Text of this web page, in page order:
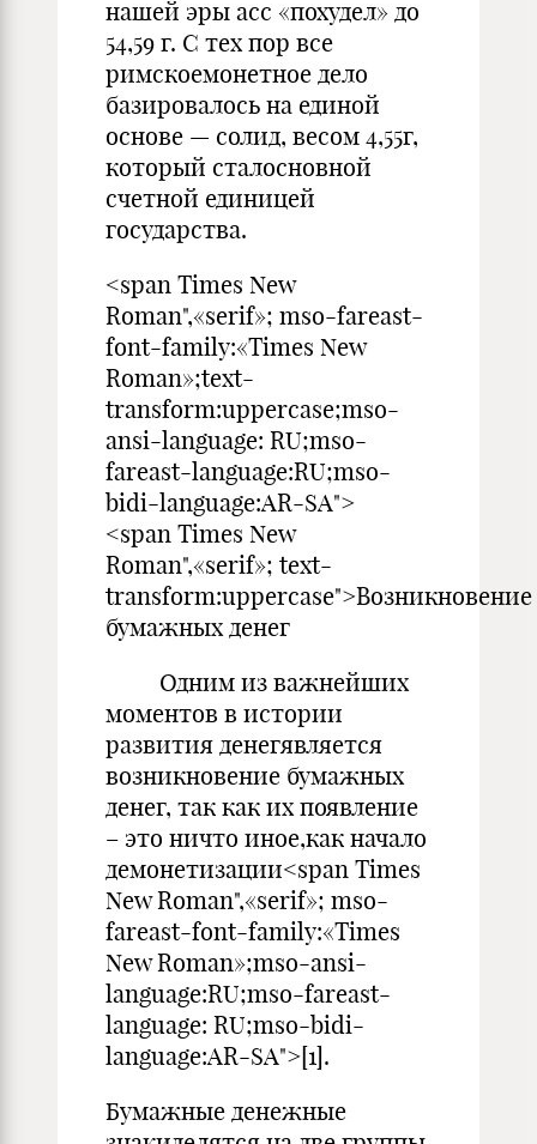
нашей эры асс «похудел» до
54,59 г. С тех пор все
римскоемонетное дело
базировалось на единой
основе — солид, весом 4,55г,
который сталосновной
счетной единицей
государства.
<span Times New
Roman",«serif»; mso-fareast-
font-family:«Times New
Roman»;text-
transform:uppercase;mso-
ansi-language: RU;mso-
fareast-language:RU;mso-
bidi-language:AR-SA">
<span Times New
Roman",«serif»; text-
transform:uppercase">Возникновение
бумажных денег
Одним из важнейших
моментов в истории
развития денегявляется
возникновение бумажных
денег, так как их появление
– это ничто иное,как начало
демонетизации<span Times
New Roman",«serif»; mso-
fareast-font-family:«Times
New Roman»;mso-ansi-
language:RU;mso-fareast-
language: RU;mso-bidi-
language:AR-SA">[1].
Бумажные денежные